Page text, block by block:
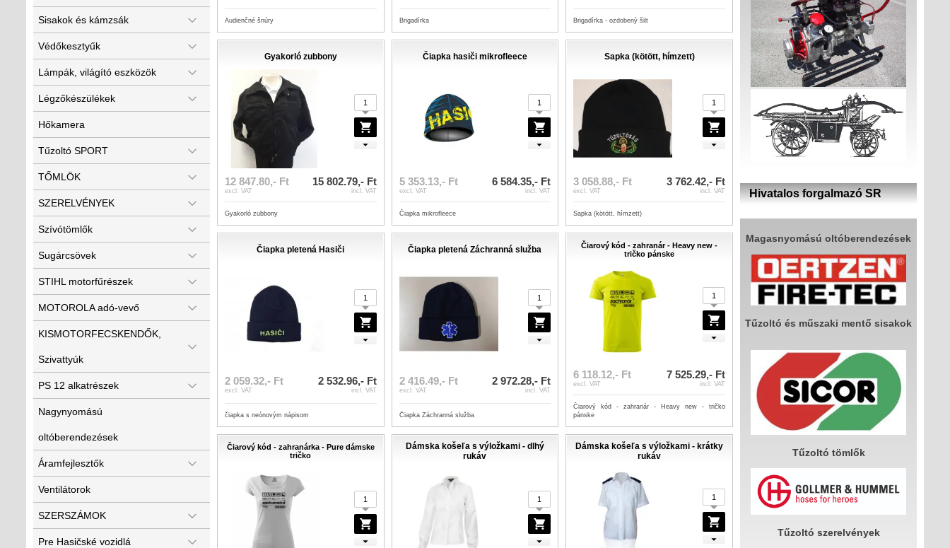
Sisakok és kámzsák
Védőkesztyűk
Lámpák, világító eszközök
Légzőkészülékek
Hőkamera
Tűzoltó SPORT
TŐMLÖK
SZERELVÉNYEK
Szívótömlők
Sugárcsövek
STIHL motorfűrészek
MOTOROLA adó-vevő
KISMOTORFECSKENDŐK,
Szivattyúk
PS 12 alkatrészek
Nagynyomású
oltóberendezések
Áramfejlesztők
Ventilátorok
SZERSZÁMOK
Pre Hasičské vozidlá
Hivatalos forgalmazó SR
Magasnyomású oltóberendezések
Tűzoltó és műszaki mentő sisakok
Tűzoltó tömlők
Tűzoltó szerelvények
Audienčné šnúry Brigadírka Brigadírka - ozdobený šilt
Gyakorló zubbony
12 847.80,- Ft
excl. VAT
15 802.79,- Ft
incl. VAT
Gyakorló zubbony
Čiapka hasiči mikrofleece
5 353.13,- Ft
excl. VAT
6 584.35,- Ft
incl. VAT
Čiapka mikrofleece
Sapka (kötött, hímzett)
3 058.88,- Ft
excl. VAT
3 762.42,- Ft
incl. VAT
Sapka (kötött, hímzett)
Čiapka pletená Hasiči
2 059.32,- Ft
excl. VAT
2 532.96,- Ft
incl. VAT
čiapka s neónovým nápisom
Čiapka pletená Záchranná služba
2 416.49,- Ft
excl. VAT
2 972.28,- Ft
incl. VAT
Čiapka Záchranná služba
Čiarový kód - zahranár - Heavy new -
tričko pánske
6 118.12,- Ft
excl. VAT
7 525.29,- Ft
incl. VAT
Čiarový kód - zahranár - Heavy new - tričko
pánske
Čiarový kód - zahranárka - Pure dámske
tričko
Dámska košeľa s výložkami - dlhý
rukáv
Dámska košeľa s výložkami - krátky
rukáv